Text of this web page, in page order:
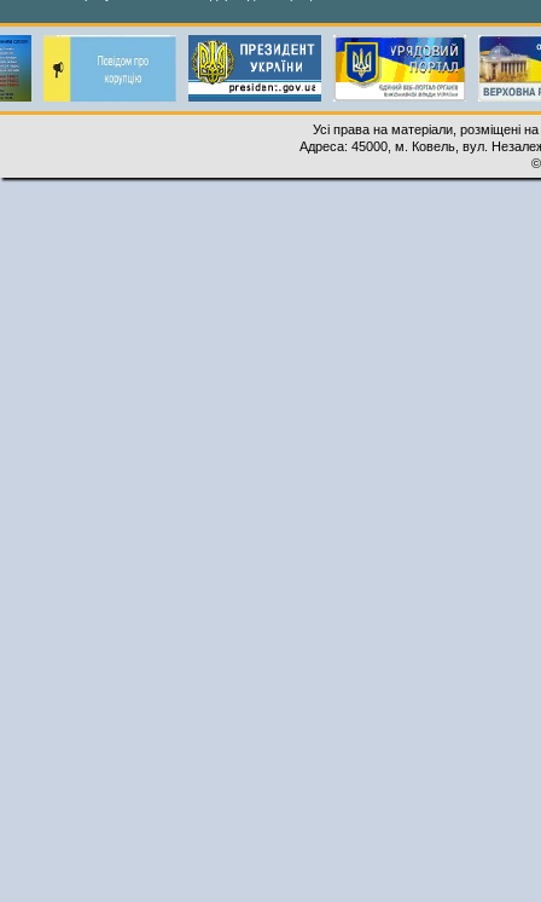
Усі права на матеріали, розміщені
Адреса: 45000, м. Ковель, вул.